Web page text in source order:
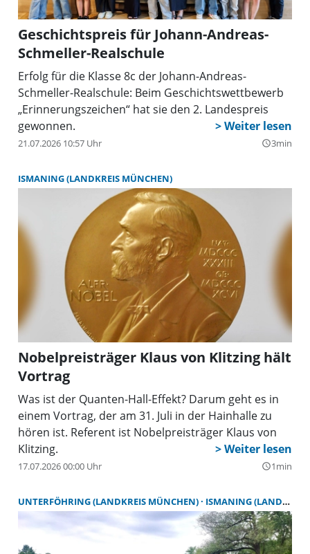
Geschichtspreis für Johann-Andreas-
Schmeller-Realschule
Erfolg für die Klasse 8c der Johann-Andreas-
Schmeller-Realschule: Beim Geschichtswettbewerb
„Erinnerungszeichen“ hat sie den 2. Landespreis
gewonnen.
21.07.2026 10:57 Uhr query_builder3min
ISMANING (LANDKREIS MÜNCHEN)
Nobelpreisträger Klaus von Klitzing hält
Vortrag
Was ist der Quanten-Hall-Effekt? Darum geht es in
einem Vortrag, der am 31. Juli in der Hainhalle zu
hören ist. Referent ist Nobelpreisträger Klaus von
Klitzing.
17.07.2026 00:00 Uhr query_builder1min
UNTERFÖHRING (LANDKREIS MÜNCHEN) ISMANING (LANDKREIS MÜNCHEN)